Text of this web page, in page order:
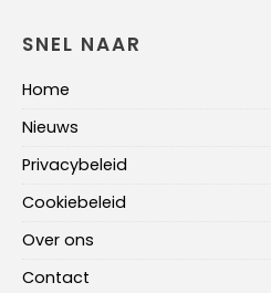
SNEL NAAR
Home
Nieuws
Privacybeleid
Cookiebeleid
Over ons
Contact